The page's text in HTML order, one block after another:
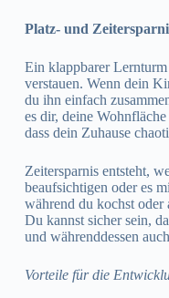
Platz- und
Ein klappbarer
verstauen. Wenn dein
du ihn einfach
es dir, deine
dass dein Zuhause
Zeitersparnis entsteht,
beaufsichtigen oder es
während du kochst oder
Du kannst sicher sein,
und währenddessen
Vorteile für die